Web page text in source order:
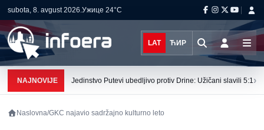
subota, 8. avgust 2026.Ужице 24°C
LAT ЋИР
NAJNOVIJE Jedinstvo Putevi ubedljivo protiv Drine: Užičani slavili 5:1›
Naslovna/GKC najavio sadržajno kulturno leto